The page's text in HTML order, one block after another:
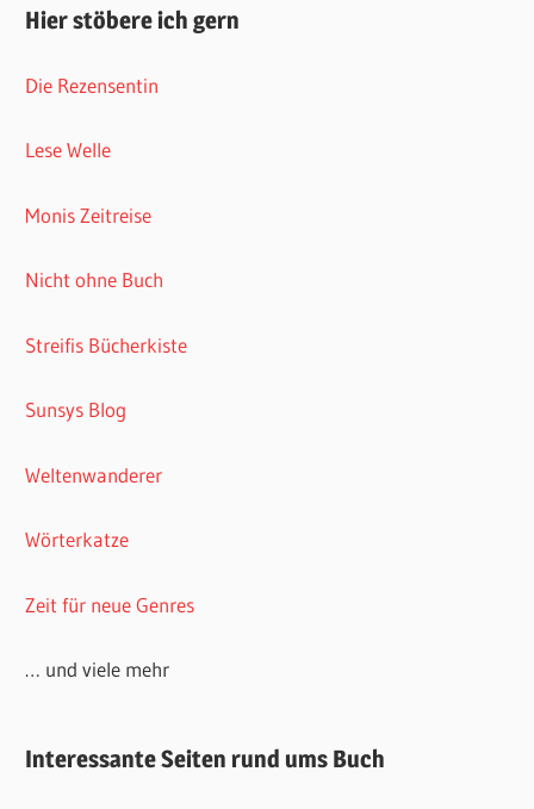
Hier stöbere ich gern
Die Rezensentin
Lese Welle
Monis Zeitreise
Nicht ohne Buch
Streifis Bücherkiste
Sunsys Blog
Weltenwanderer
Wörterkatze
Zeit für neue Genres
… und viele mehr
Interessante Seiten rund ums Buch